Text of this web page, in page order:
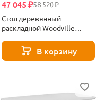
58 520 ₽
47 045 ₽
Стол деревянный
раскладной Woodville
патины 363330В корзину